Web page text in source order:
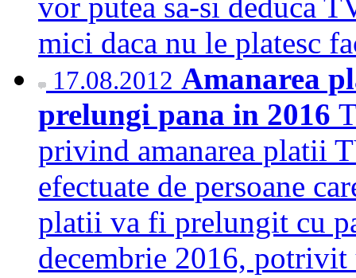
mici daca nu le platesc
17.08.2012 Amanarea
prelungi pana in 2016
privind amanarea platii
efectuate de persoane
platii va fi prelungit cu
decembrie 2016,